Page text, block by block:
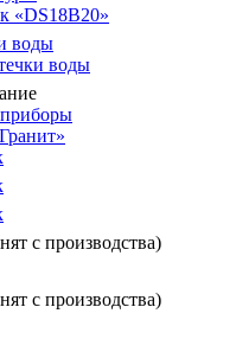
«DS18B20»
воды
воды
с производства)
с производства)